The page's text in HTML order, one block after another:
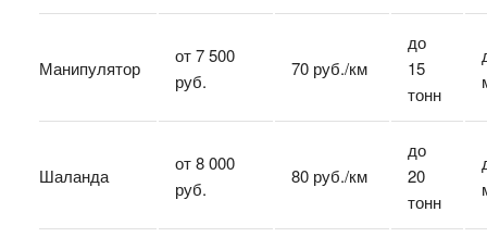
Манипулятор
от 7 500
руб.
70 руб./км
до
15
тонн
Шаланда
от 8 000
руб.
80 руб./км
до
20
тонн